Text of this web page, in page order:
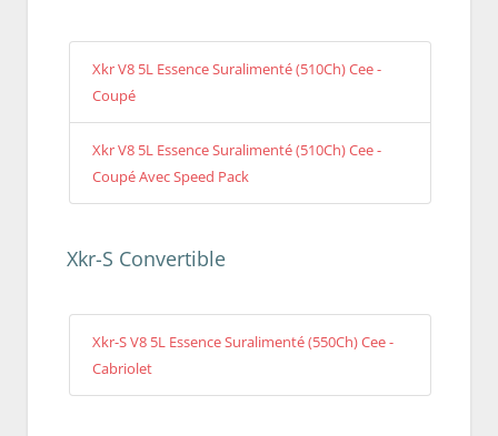
Xkr V8 5L Essence Suralimenté (510Ch) Cee -
Coupé
Xkr V8 5L Essence Suralimenté (510Ch) Cee -
Coupé Avec Speed Pack
Xkr-S Convertible
Xkr-S V8 5L Essence Suralimenté (550Ch) Cee -
Cabriolet